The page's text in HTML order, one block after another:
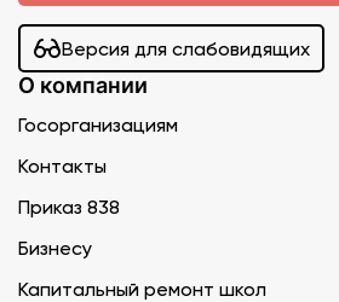
Версия для слабовидящих
О компании
Госорганизациям
Контакты
Приказ 838
Бизнесу
Капитальный ремонт школ